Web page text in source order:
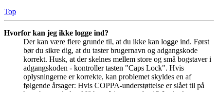
Top
Hvorfor kan jeg ikke logge ind?
Der kan være flere grunde til, at du ikke kan logge ind. Først
bør du sikre dig, at du taster brugernavn og adgangskode
korrekt. Husk, at der skelnes mellem store og små bogstaver i
adgangskoden - kontroller tasten "Caps Lock". Hvis
oplysningerne er korrekte, kan problemet skyldes en af
følgende årsager: Hvis COPPA-understøttelse er slået til på